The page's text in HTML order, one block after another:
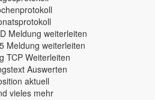
Meldung weiterleiten
Meldung weiterleiten
TCP Weiterleiten
Auswerten
aktuell
vieles mehr